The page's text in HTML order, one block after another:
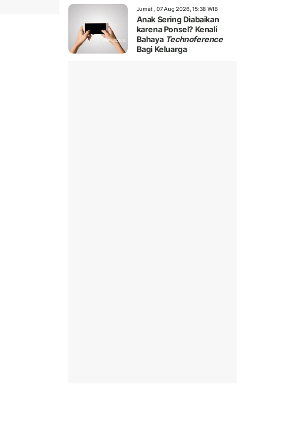
Jumat , 07 Aug 2026, 15:38 WIB
Anak Sering Diabaikan
karena Ponsel? Kenali
Bahaya Technoference
Bagi Keluarga